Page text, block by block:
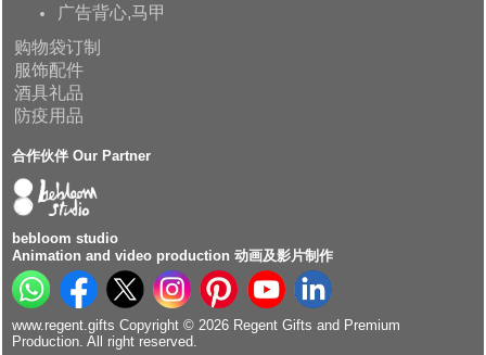
广告背心,马甲
购物袋订制
服饰配件
酒具礼品
防疫用品
合作伙伴 Our Partner
bebloom studio
Animation and video production 动画及影片制作
www.regent.gifts Copyright © 2026 Regent Gifts and Premium
Production. All right reserved.